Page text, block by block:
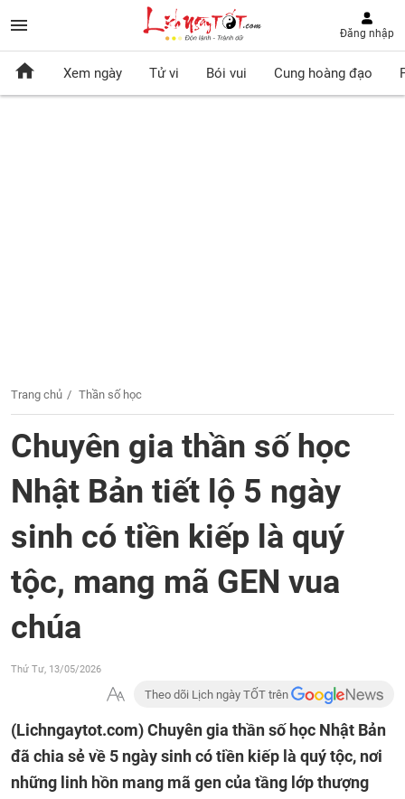
Đăng nhập
Xem ngày Tử vi Bói vui Cung hoàng đạo
Trang chủ Thần số học
Chuyên gia thần số học
Nhật Bản tiết lộ 5 ngày
sinh có tiền kiếp là quý
tộc, mang mã GEN vua
chúa
Thứ Tư, 13/05/2026
Theo dõi Lịch ngày TỐT trên
(Lichngaytot.com)Chuyên gia thần số học Nhật Bản
đã chia sẻ về 5 ngày sinh có tiền kiếp là quý tộc, nơi
những linh hồn mang mã gen của tầng lớp thượng